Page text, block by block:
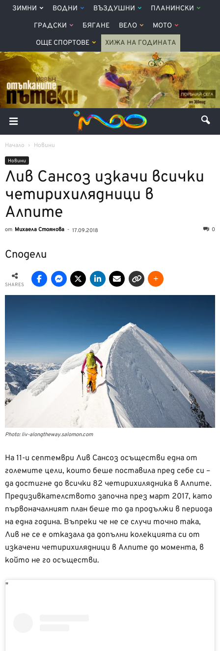
ЗИМНИ ВОДНИ ВЪЗДУШНИ ПЛАНИНСКИ
ГРАДСКИ БЯГАНЕ ВЕЛО МОТО
ОЩЕ СПОРТОВЕ ХИЖА НА ГОДИНАТА
Начало Новини
Новини
Лив Сансоз изкачи всички
четирихилядници в
Алпите
от Михаела Стоянова - 17.09.2018 0
Сподели
SHARES
Photo: liv-alongtheway.salomon.com
На 11-и септември Лив Сансоз осъществи една от
големите цели, които беше поставила пред себе си –
да достигне до всички 82 четирихилядника в Алпите.
Предизивкателството започна през март 2017, като
първоначалният план беше то да продължи в периода
на една година. Въпреки че не се случи точно така,
Лив не се е отказала да допълни колекцията си от
изкачени четирихилядници в Алпите до момента, в
който не го осъществи.